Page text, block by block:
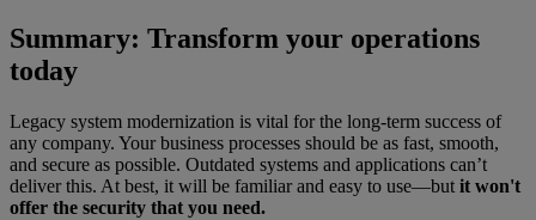
Summary: Transform your operations
today
Legacy system modernization is vital for the long-term success of
any company. Your business processes should be as fast, smooth,
and secure as possible. Outdated systems and applications can’t
deliver this. At best, it will be familiar and easy to use—but it won't
offer the security that you need.